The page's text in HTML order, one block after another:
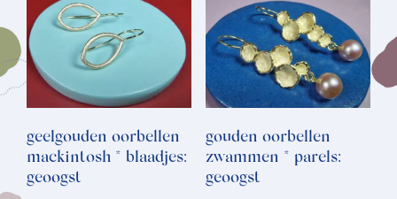
geelgouden oorbellen
mackintosh * blaadjes:
geoogst
gouden oorbellen
zwammen * parels:
geoogst